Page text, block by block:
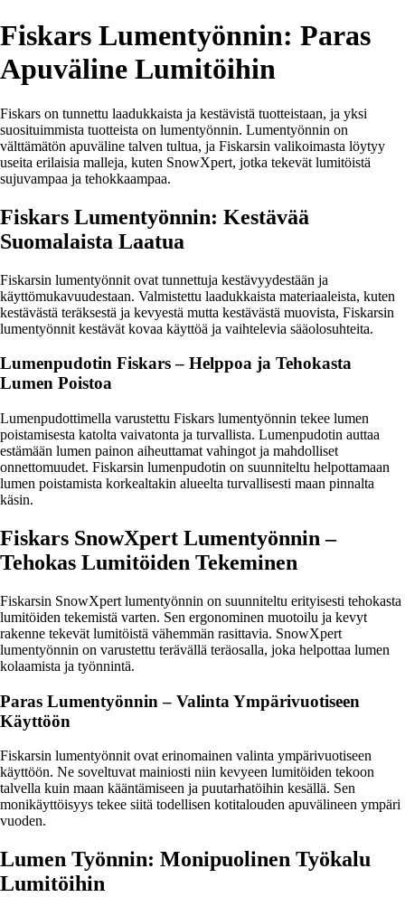
Fiskars Lumentyönnin: Paras
Apuväline Lumitöihin
Fiskars on tunnettu laadukkaista ja kestävistä tuotteistaan, ja yksi
suosituimmista tuotteista on lumentyönnin. Lumentyönnin on
välttämätön apuväline talven tultua, ja Fiskarsin valikoimasta löytyy
useita erilaisia malleja, kuten SnowXpert, jotka tekevät lumitöistä
sujuvampaa ja tehokkaampaa.
Fiskars Lumentyönnin: Kestävää
Suomalaista Laatua
Fiskarsin lumentyönnit ovat tunnettuja kestävyydestään ja
käyttömukavuudestaan. Valmistettu laadukkaista materiaaleista, kuten
kestävästä teräksestä ja kevyestä mutta kestävästä muovista, Fiskarsin
lumentyönnit kestävät kovaa käyttöä ja vaihtelevia sääolosuhteita.
Lumenpudotin Fiskars – Helppoa ja Tehokasta
Lumen Poistoa
Lumenpudottimella varustettu Fiskars lumentyönnin tekee lumen
poistamisesta katolta vaivatonta ja turvallista. Lumenpudotin auttaa
estämään lumen painon aiheuttamat vahingot ja mahdolliset
onnettomuudet. Fiskarsin lumenpudotin on suunniteltu helpottamaan
lumen poistamista korkealtakin alueelta turvallisesti maan pinnalta
käsin.
Fiskars SnowXpert Lumentyönnin –
Tehokas Lumitöiden Tekeminen
Fiskarsin SnowXpert lumentyönnin on suunniteltu erityisesti tehokasta
lumitöiden tekemistä varten. Sen ergonominen muotoilu ja kevyt
rakenne tekevät lumitöistä vähemmän rasittavia. SnowXpert
lumentyönnin on varustettu terävällä teräosalla, joka helpottaa lumen
kolaamista ja työnnintä.
Paras Lumentyönnin – Valinta Ympärivuotiseen
Käyttöön
Fiskarsin lumentyönnit ovat erinomainen valinta ympärivuotiseen
käyttöön. Ne soveltuvat mainiosti niin kevyeen lumitöiden tekoon
talvella kuin maan kääntämiseen ja puutarhatöihin kesällä. Sen
monikäyttöisyys tekee siitä todellisen kotitalouden apuvälineen ympäri
vuoden.
Lumen Työnnin: Monipuolinen Työkalu
Lumitöihin